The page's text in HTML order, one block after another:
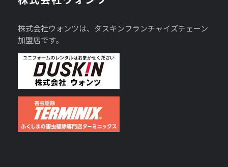
株式会社ウォンツは、ダスキンフランチャイズチェーン
加盟店です。